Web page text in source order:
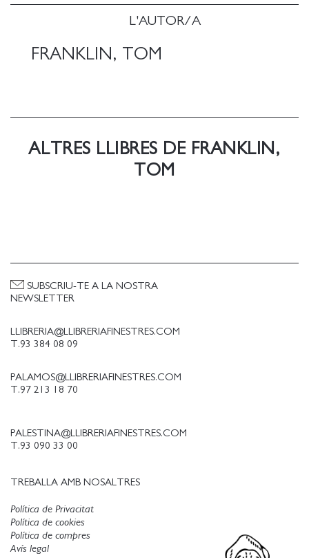
L'AUTOR/A
FRANKLIN, TOM
ALTRES LLIBRES DE FRANKLIN,
TOM
LLIBRERIA@LLIBRERIAFINESTRES.COM
T.93 384 08 09
PALAMOS@LLIBRERIAFINESTRES.COM
T.97 213 18 70
PALESTINA@LLIBRERIAFINESTRES.COM
T.93 090 33 00
TREBALLA AMB NOSALTRES
SUBSCRIU-TE A LA NOSTRA
NEWSLETTER
Política de Privacitat
Política de cookies
Avís legal
Política de compres